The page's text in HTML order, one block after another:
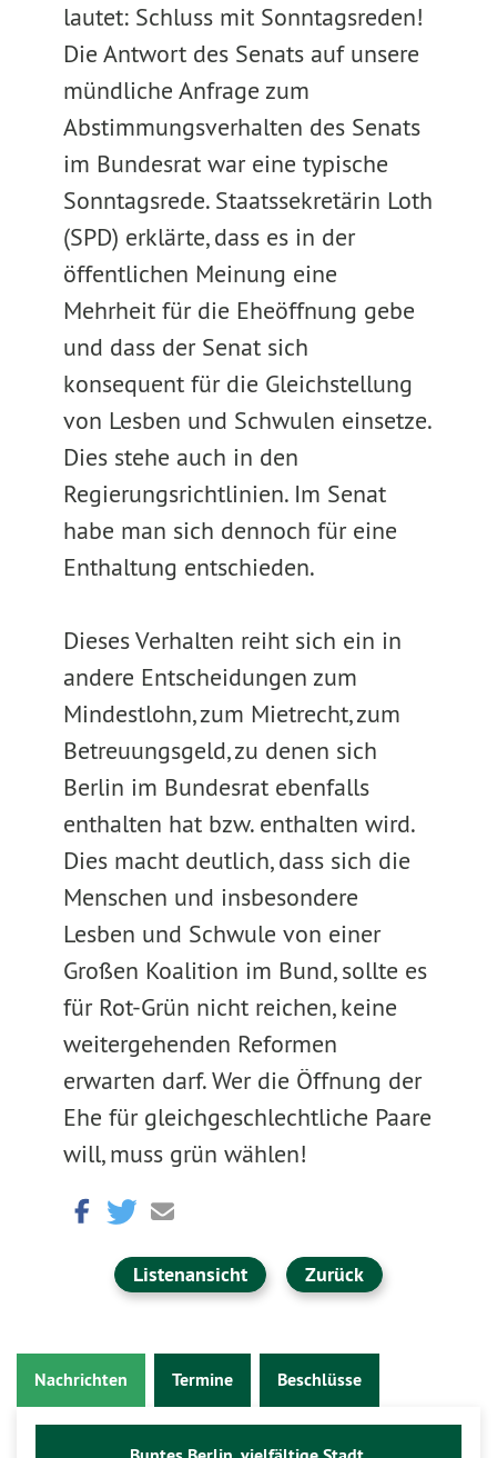
lautet: Schluss mit Sonntagsreden!
Die Antwort des Senats auf unsere
mündliche Anfrage zum
Abstimmungsverhalten des Senats
im Bundesrat war eine typische
Sonntagsrede. Staatssekretärin Loth
(SPD) erklärte, dass es in der
öffentlichen Meinung eine
Mehrheit für die Eheöffnung gebe
und dass der Senat sich
konsequent für die Gleichstellung
von Lesben und Schwulen einsetze.
Dies stehe auch in den
Regierungsrichtlinien. Im Senat
habe man sich dennoch für eine
Enthaltung entschieden.
Dieses Verhalten reiht sich ein in
andere Entscheidungen zum
Mindestlohn, zum Mietrecht, zum
Betreuungsgeld, zu denen sich
Berlin im Bundesrat ebenfalls
enthalten hat bzw. enthalten wird.
Dies macht deutlich, dass sich die
Menschen und insbesondere
Lesben und Schwule von einer
Großen Koalition im Bund, sollte es
für Rot-Grün nicht reichen, keine
weitergehenden Reformen
erwarten darf. Wer die Öffnung der
Ehe für gleichgeschlechtliche Paare
will, muss grün wählen!
Listenansicht Zurück
Nachrichten Termine Beschlüsse